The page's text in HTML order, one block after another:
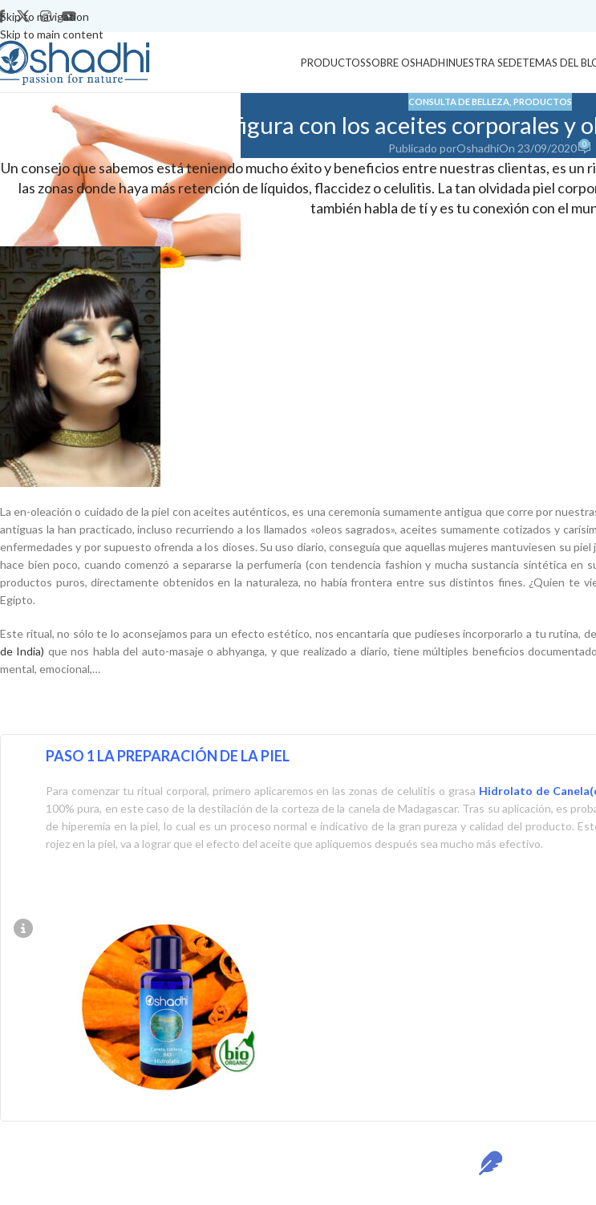
Skip to navigation
Skip to main content
PRODUCTOSSOBRE OSHADHINUESTRA SEDETEMAS DEL
CONSULTA DE BELLEZA PRODUCTOS
Cuida tu figura con los aceites corporales y
Publicado porOshadhiOn 23/09/2020 0
Un consejo que sabemos está teniendo mucho éxito y beneficios entre nuestras clientas, es
las zonas donde haya más retención de líquidos, flaccidez o celulitis. La tan olvidada piel
también habla de tí y es tu conexión con el
La en-oleación o cuidado de la piel con aceites auténticos, es una ceremonia sumamente antigua que corre por
antiguas la han practicado, incluso recurriendo a los llamados «oleos sagrados», aceites sumamente cotizados y
enfermedades y por supuesto ofrenda a los dioses. Su uso diario, conseguía que aquellas mujeres mantuviesen su
hace bien poco, cuando comenzó a separarse la perfumería (con tendencia fashion y mucha sustancia sintética en
productos puros, directamente obtenidos en la naturaleza, no había frontera entre sus distintos fines. ¿Quien te
Egipto.
Este ritual, no sólo te lo aconsejamos para un efecto estético, nos encantaría que pudieses incorporarlo a tu rutina,
de India) que nos habla del auto-masaje o abhyanga, y que realizado a diario, tiene múltiples beneficios
mental, emocional,…
PASO 1 LA PREPARACIÓN DE LA PIEL
Para comenzar tu ritual corporal, primero aplicaremos en las zonas de celulitis o grasa Hidrolato de Canela
100% pura, en este caso de la destilación de la corteza de la canela de Madagascar. Tras su aplicación, es
de hiperemia en la piel, lo cual es un proceso normal e indicativo de la gran pureza y calidad del producto.
rojez en la piel, va a lograr que el efecto del aceite que apliquemos después sea mucho más efectivo.